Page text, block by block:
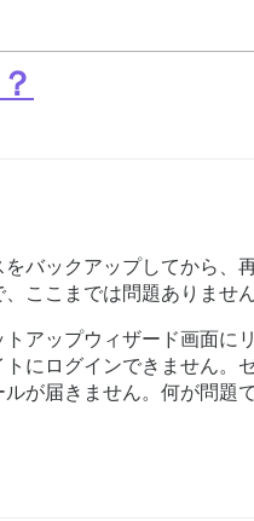
バックアップしてから、
ここまでは問題ありません
アップウィザード画面に
にログインできません。
が届きません。何が問題